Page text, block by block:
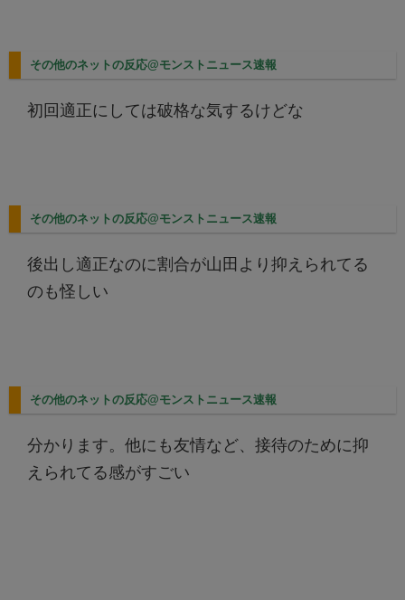
その他のネットの反応@モンストニュース速報
初回適正にしては破格な気するけどな
その他のネットの反応@モンストニュース速報
後出し適正なのに割合が山田より抑えられてる
のも怪しい
その他のネットの反応@モンストニュース速報
分かります。他にも友情など、接待のために抑
えられてる感がすごい